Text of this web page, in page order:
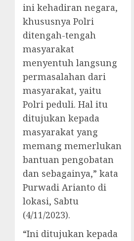
ini kehadiran negara,
khususnya Polri
ditengah-tengah
masyarakat
menyentuh langsung
permasalahan dari
masyarakat, yaitu
Polri peduli. Hal itu
ditujukan kepada
masyarakat yang
memang memerlukan
bantuan pengobatan
dan sebagainya,” kata
Purwadi Arianto di
lokasi, Sabtu
(4/11/2023).
“Ini ditujukan kepada